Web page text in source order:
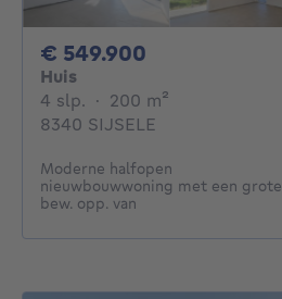
€ 549.900
Huis
4 slp. 4 slaapkamers
· 200 m²
8340 SIJSELE
Moderne halfopen
nieuwbouwwoning met een grote
bew. opp. van